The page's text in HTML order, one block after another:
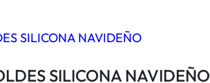
SILICONA NAVIDEÑO